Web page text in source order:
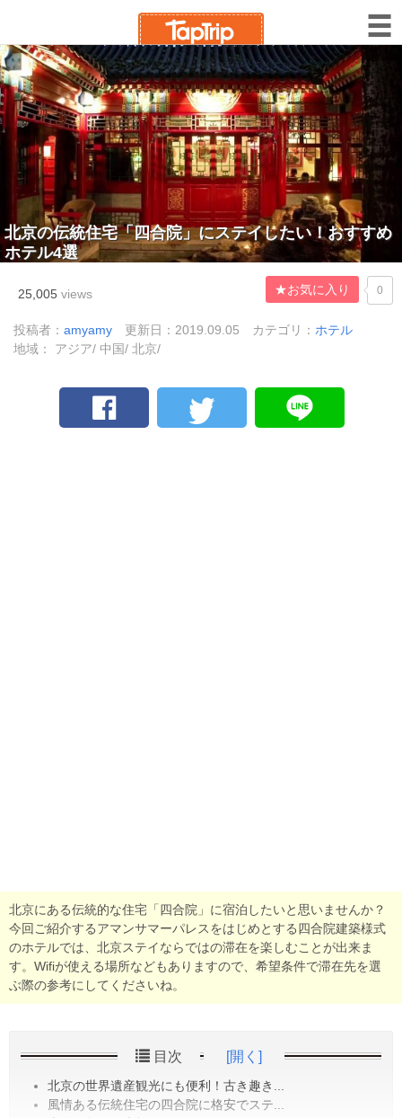
北京の伝統住宅「四合院」にステイしたい！おすすめ
ホテル4選
25,005 views ★お気に入り 0
投稿者： amyamy 更新日：2019.09.05 カテゴリ： ホテル
地域： アジア/ 中国/ 北京/
北京にある伝統的な住宅「四合院」に宿泊したいと思いませんか？
今回ご紹介するアマンサマーパレスをはじめとする四合院建築様式
のホテルでは、北京ステイならではの滞在を楽しむことが出来ま
す。Wifiが使える場所などもありますので、希望条件で滞在先を選
ぶ際の参考にしてくださいね。
目次 [開く]
北京の世界遺産観光にも便利！古き趣き...
風情ある伝統住宅の四合院に格安でステ...